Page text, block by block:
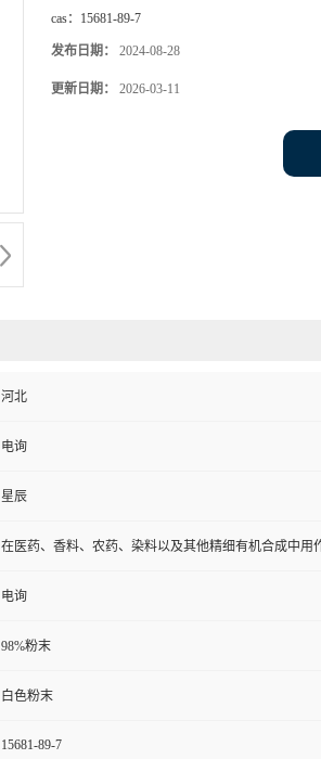
cas： 15681-89-7
发布日期： 2024-08-28
更新日期： 2026-03-11
河北
电询
星辰
在医药、香料、农药、染料以及其他精细有机合成中用
电询
98%粉末
白色粉末
15681-89-7